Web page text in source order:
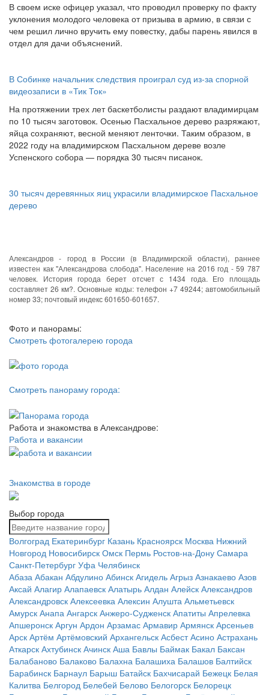
В своем иске офицер указал, что проводил проверку по факту
уклонения молодого человека от призыва в армию, в связи с
чем решил лично вручить ему повестку, дабы парень явился в
отдел для дачи объяснений.
В Собинке начальник следствия проиграл суд из-за спорной
видеозаписи в «Тик Ток»
На протяжении трех лет баскетболисты раздают владимирцам
по 10 тысяч заготовок. Осенью Пасхальное дерево разряжают,
яйца сохраняют, весной меняют ленточки. Таким образом, в
2022 году на владимирском Пасхальном дереве возле
Успенского собора — порядка 30 тысяч писанок.
30 тысяч деревянных яиц украсили владимирское Пасхальное
дерево
Александров - город в России (в Владимирской области), раннее
известен как "Александрова слобода". Население на 2016 год - 59 787
человек. История города берет отсчет с 1434 года. Его площадь
составляет 26 км?. Основные коды: телефон +7 49244; автомобильный
номер 33; почтовый индекс 601650-601657.
Фото и панорамы:
Смотреть фотогалерею города
Смотреть панораму города:
Работа и знакомства в Александрове:
Работа и вакансии
Знакомства в городе
Выбор города
Волгоград Екатеринбург Казань Красноярск Москва Нижний
Новгород Новосибирск Омск Пермь Ростов-на-Дону Самара
Санкт-Петербург Уфа Челябинск
Абаза Абакан Абдулино Абинск Агидель Агрыз Азнакаево Азов
Аксай Алагир Алапаевск Алатырь Алдан Алейск Александров
Александровск Алексеевка Алексин Алушта Альметьевск
Амурск Анапа Ангарск Анжеро-Судженск Апатиты Апрелевка
Апшеронск Аргун Ардон Арзамас Армавир Армянск Арсеньев
Арск Артём Артёмовский Архангельск Асбест Асино Астрахань
Аткарск Ахтубинск Ачинск Аша Бавлы Баймак Бакал Баксан
Балабаново Балаково Балахна Балашиха Балашов Балтийск
Барабинск Барнаул Барыш Батайск Бахчисарай Бежецк Белая
Калитва Белгород Белебей Белово Белогорск Белорецк